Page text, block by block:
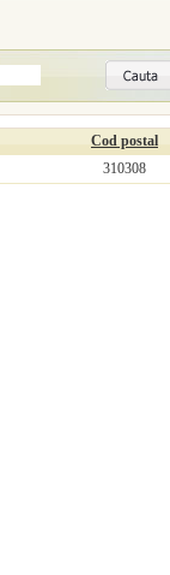
Cod postal
310308